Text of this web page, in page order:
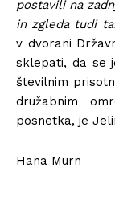
postavili na
in zgleda tudi
v dvorani
sklepati, da se
številnim
družabnim
posnetka, je
Hana Murn